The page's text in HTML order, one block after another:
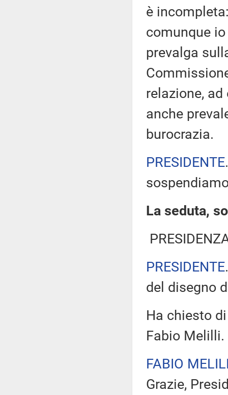
è
comunque
prevalga
relazione,
anche
burocrazia.
PRESIDENTE
La seduta,
PRESIDENTE
del disegno
Ha chiesto
Fabio
FABIO
Grazie,